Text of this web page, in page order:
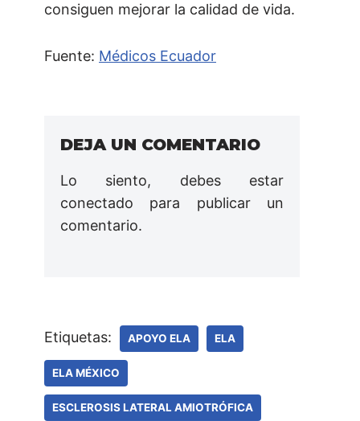
consiguen mejorar la calidad de vida.
Fuente: Médicos Ecuador
DEJA UN COMENTARIO
Lo siento, debes estar
conectado para publicar un
comentario.
Etiquetas: APOYO ELA ELA
ELA MÉXICO
ESCLEROSIS LATERAL AMIOTRÓFICA